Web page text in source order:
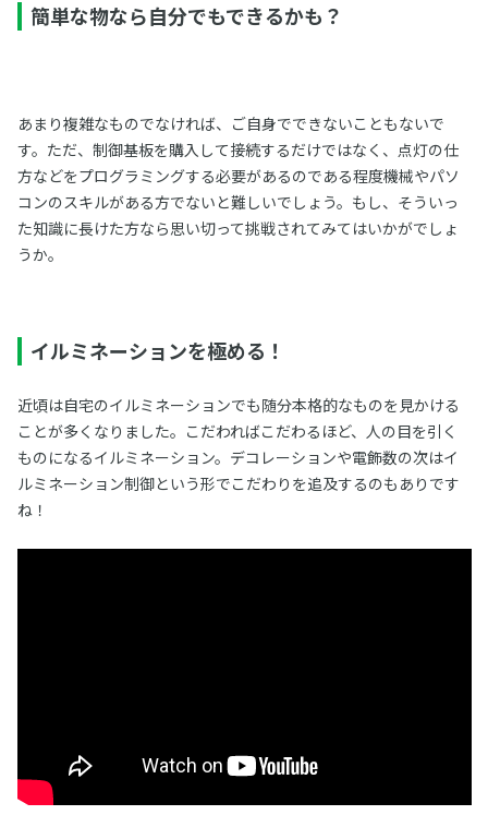
簡単な物なら自分でもできるかも？
あまり複雑なものでなければ、ご自身でできないこともないで
す。ただ、制御基板を購入して接続するだけではなく、点灯の仕
方などをプログラミングする必要があるのである程度機械やパソ
コンのスキルがある方でないと難しいでしょう。もし、そういっ
た知識に長けた方なら思い切って挑戦されてみてはいかがでしょ
うか。
イルミネーションを極める！
近頃は自宅のイルミネーションでも随分本格的なものを見かける
ことが多くなりました。こだわればこだわるほど、人の目を引く
ものになるイルミネーション。デコレーションや電飾数の次はイ
ルミネーション制御という形でこだわりを追及するのもありです
ね！